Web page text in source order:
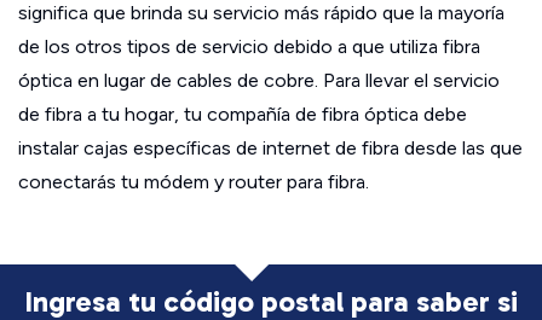
significa que brinda su servicio más rápido que la mayoría
de los otros tipos de servicio debido a que utiliza fibra
óptica en lugar de cables de cobre. Para llevar el servicio
de fibra a tu hogar, tu compañía de fibra óptica debe
instalar cajas específicas de internet de fibra desde las que
conectarás tu módem y router para fibra.
Ingresa tu código postal para saber si